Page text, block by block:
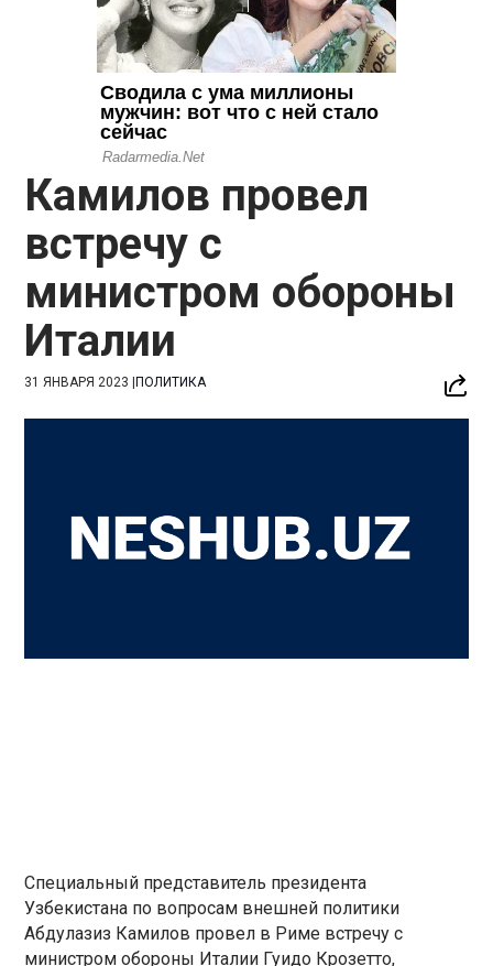
Камилов провел
встречу с
министром обороны
Италии
31 ЯНВАРЯ 2023 |ПОЛИТИКА
Специальный представитель президента
Узбекистана по вопросам внешней политики
Абдулазиз Камилов провел в Риме встречу с
министром обороны Италии Гуидо Крозетто,